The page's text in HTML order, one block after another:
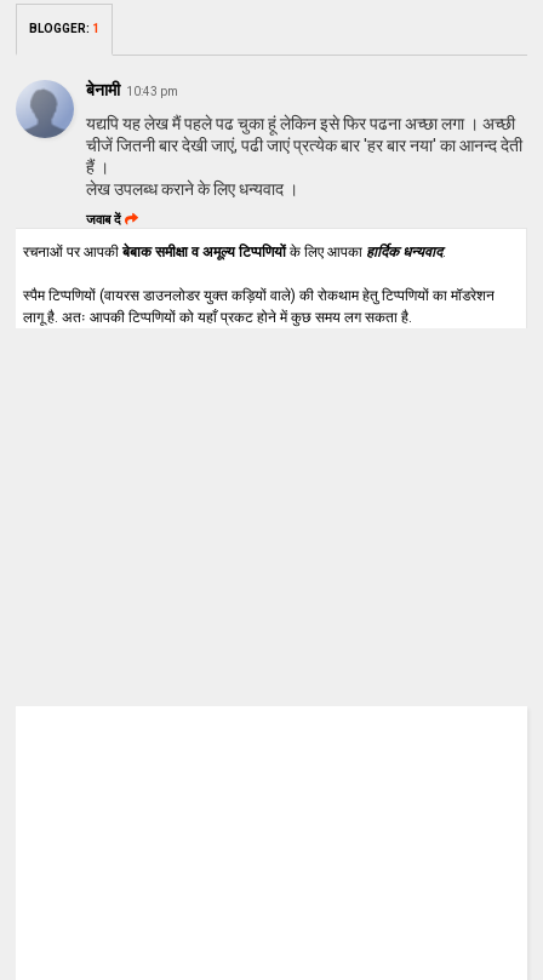
BLOGGER: 1
बेनामी 10:43 pm
यद्यपि यह लेख मैं पहले पढ चुका हूं लेकिन इसे फिर पढना अच्‍छा लगा । अच्‍छी
चीजें जितनी बार देखी जाएं, पढी जाएं प्रत्‍येक बार 'हर बार नया' का आनन्‍द देती
हैं ।
लेख उपलब्‍ध कराने के लिए धन्‍यवाद ।
जवाब दें
रचनाओं पर आपकीबेबाक समीक्षा व अमूल्य टिप्पणियोंके लिए आपका हार्दिक धन्यवाद.
स्पैम टिप्पणियों (वायरस डाउनलोडर युक्त कड़ियों वाले) की रोकथाम हेतु टिप्पणियों का मॉडरेशन
लागू है. अतः आपकी टिप्पणियों को यहाँ प्रकट होने में कुछ समय लग सकता है.